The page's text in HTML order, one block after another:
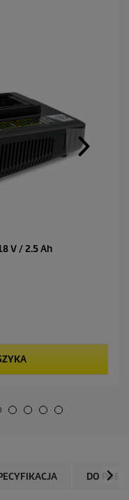
V / 2.5 Ah
DO